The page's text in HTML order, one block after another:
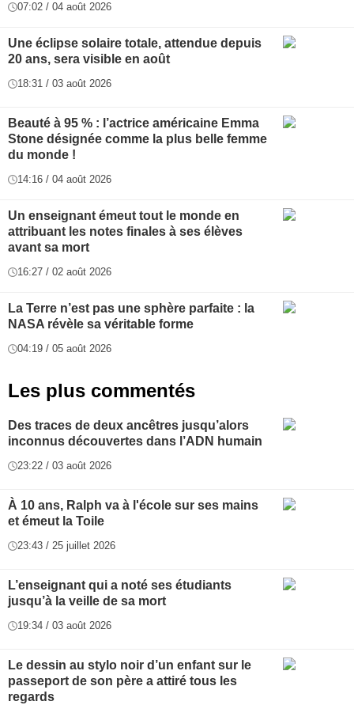
07:02 / 04 août 2026
Une éclipse solaire totale, attendue depuis
20 ans, sera visible en août
18:31 / 03 août 2026
Beauté à 95 % : l’actrice américaine Emma
Stone désignée comme la plus belle femme
du monde !
14:16 / 04 août 2026
Un enseignant émeut tout le monde en
attribuant les notes finales à ses élèves
avant sa mort
16:27 / 02 août 2026
La Terre n’est pas une sphère parfaite : la
NASA révèle sa véritable forme
04:19 / 05 août 2026
Les plus commentés
Des traces de deux ancêtres jusqu’alors
inconnus découvertes dans l’ADN humain
23:22 / 03 août 2026
À 10 ans, Ralph va à l'école sur ses mains
et émeut la Toile
23:43 / 25 juillet 2026
L’enseignant qui a noté ses étudiants
jusqu’à la veille de sa mort
19:34 / 03 août 2026
Le dessin au stylo noir d’un enfant sur le
passeport de son père a attiré tous les
regards